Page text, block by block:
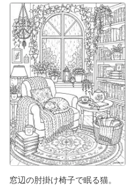
窓辺の肘掛け椅子で眠る猫。